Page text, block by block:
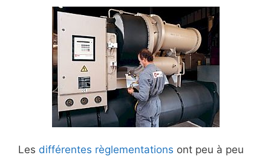
Les différentes règlementations ont peu à peu